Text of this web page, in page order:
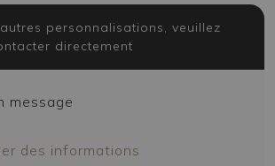
personnalisations, veuillez
directement
message
des informations